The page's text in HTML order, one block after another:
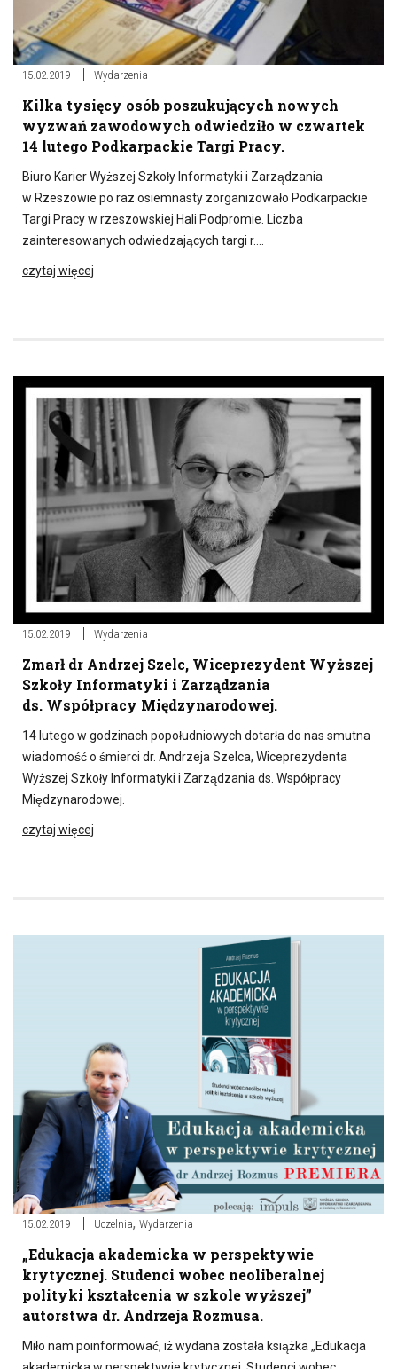
15.02.2019 Wydarzenia
Kilka tysięcy osób poszukujących nowych
wyzwań zawodowych odwiedziło w czwartek
14 lutego Podkarpackie Targi Pracy.
Biuro Karier Wyższej Szkoły Informatyki i Zarządzania
w Rzeszowie po raz osiemnasty zorganizowało Podkarpackie
Targi Pracy w rzeszowskiej Hali Podpromie. Liczba
zainteresowanych odwiedzających targi r….
czytaj więcej
15.02.2019 Wydarzenia
Zmarł dr Andrzej Szelc, Wiceprezydent Wyższej
Szkoły Informatyki i Zarządzania
ds. Współpracy Międzynarodowej.
14 lutego w godzinach popołudniowych dotarła do nas smutna
wiadomość o śmierci dr. Andrzeja Szelca, Wiceprezydenta
Wyższej Szkoły Informatyki i Zarządzania ds. Współpracy
Międzynarodowej.
czytaj więcej
15.02.2019 Uczelnia, Wydarzenia
„Edukacja akademicka w perspektywie
krytycznej. Studenci wobec neoliberalnej
polityki kształcenia w szkole wyższej”
autorstwa dr. Andrzeja Rozmusa.
Miło nam poinformować, iż wydana została książka „Edukacja